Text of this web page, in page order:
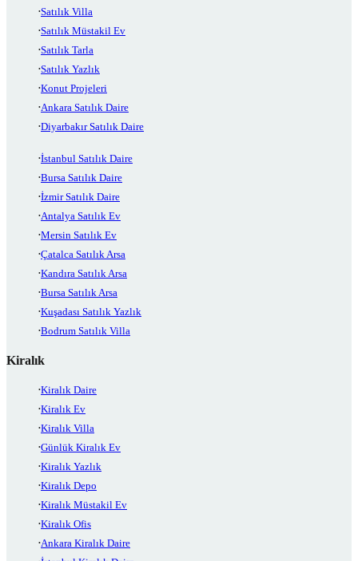
Satılık Villa
Satılık Müstakil Ev
Satılık Tarla
Satılık Yazlık
Konut Projeleri
Ankara Satılık Daire
Diyarbakır Satılık Daire
İstanbul Satılık Daire
Bursa Satılık Daire
İzmir Satılık Daire
Antalya Satılık Ev
Mersin Satılık Ev
Çatalca Satılık Arsa
Kandıra Satılık Arsa
Bursa Satılık Arsa
Kuşadası Satılık Yazlık
Bodrum Satılık Villa
Kiralık
Kiralık Daire
Kiralık Ev
Kiralık Villa
Günlük Kiralık Ev
Kiralık Yazlık
Kiralık Depo
Kiralık Müstakil Ev
Kiralık Ofis
Ankara Kiralık Daire